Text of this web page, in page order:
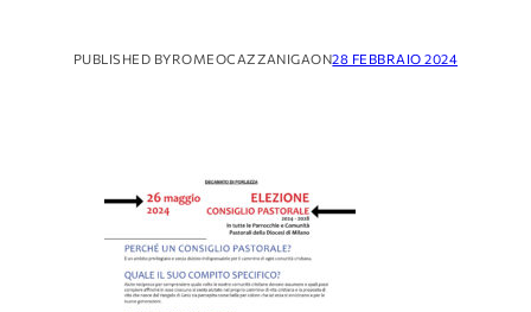
PUBLISHED BYROMEOCAZZANIGAON28 FEBBRAIO 2024